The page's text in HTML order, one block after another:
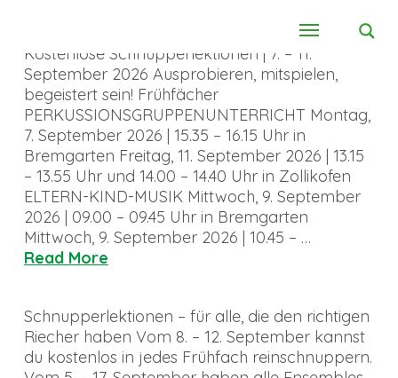
Kostenlose Schnupperlektionen | 7. – 11.
September 2026 Ausprobieren, mitspielen,
begeistert sein! Frühfächer
PERKUSSIONSGRUPPENUNTERRICHT Montag,
7. September 2026 | 15.35 – 16.15 Uhr in
Bremgarten Freitag, 11. September 2026 | 13.15
– 13.55 Uhr und 14.00 – 14.40 Uhr in Zollikofen
ELTERN-KIND-MUSIK Mittwoch, 9. September
2026 | 09.00 – 09.45 Uhr in Bremgarten
Mittwoch, 9. September 2026 | 10.45 – …
Read More
Schnupperlektionen – für alle, die den richtigen
Riecher haben Vom 8. – 12. September kannst
du kostenlos in jedes Frühfach reinschnuppern.